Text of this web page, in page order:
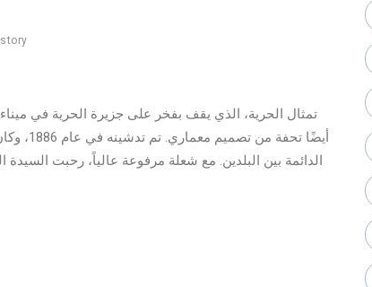
تمثال الحرية، الذي يقف بفخر على جزيرة الحرية في
أيضًا
الدائمة بين البلدين. مع شعلة مرفوعة عالياً، رحبت السيدة